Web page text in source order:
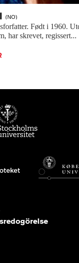
(NO)
Født i 1960.
har skrevet, regissert...